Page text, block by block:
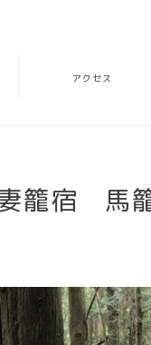
アクセス
籠宿 馬